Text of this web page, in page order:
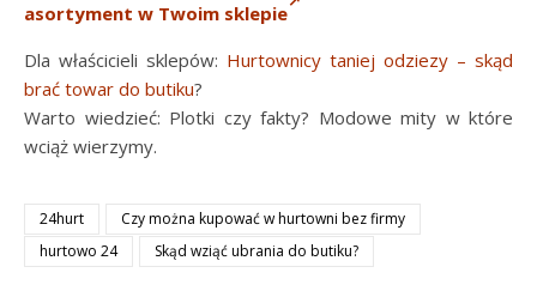
asortyment w Twoim sklepie
Dla właścicieli sklepów: Hurtownicy taniej odziezy – skąd
brać towar do butiku?
Warto wiedzieć: Plotki czy fakty? Modowe mity w które
wciąż wierzymy.
24hurt
Czy można kupować w hurtowni bez firmy
hurtowo 24
Skąd wziąć ubrania do butiku?